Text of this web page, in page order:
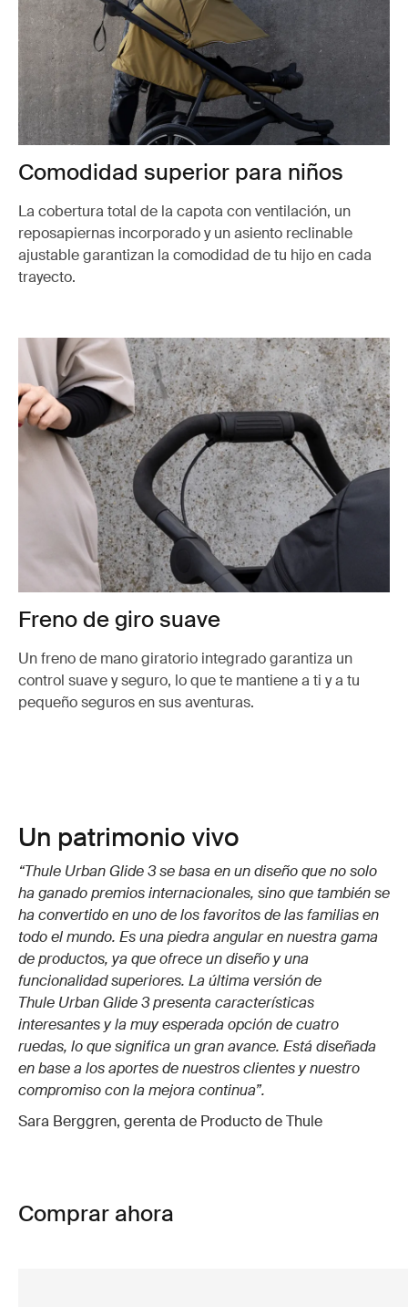
Comodidad superior para niños
La cobertura total de la capota con ventilación, un
reposapiernas incorporado y un asiento reclinable
ajustable garantizan la comodidad de tu hijo en cada
trayecto.
Freno de giro suave
Un freno de mano giratorio integrado garantiza un
control suave y seguro, lo que te mantiene a ti y a tu
pequeño seguros en sus aventuras.
Un patrimonio vivo
“Thule Urban Glide 3 se basa en un diseño que no solo
ha ganado premios internacionales, sino que también se
ha convertido en uno de los favoritos de las familias en
todo el mundo. Es una piedra angular en nuestra gama
de productos, ya que ofrece un diseño y una
funcionalidad superiores. La última versión de
Thule Urban Glide 3 presenta características
interesantes y la muy esperada opción de cuatro
ruedas, lo que significa un gran avance. Está diseñada
en base a los aportes de nuestros clientes y nuestro
compromiso con la mejora continua”.
Sara Berggren, gerenta de Producto de Thule
Comprar ahora